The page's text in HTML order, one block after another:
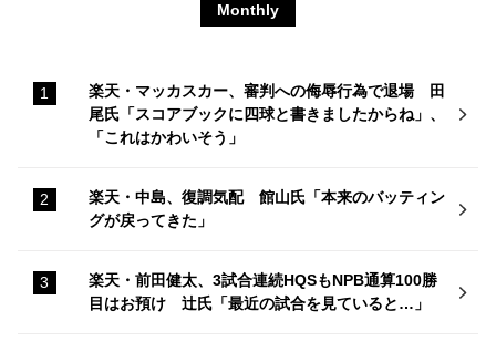
Monthly
楽天・マッカスカー、審判への侮辱行為で退場 田
尾氏「スコアブックに四球と書きましたからね」、
「これはかわいそう」
楽天・中島、復調気配 館山氏「本来のバッティン
グが戻ってきた」
楽天・前田健太、3試合連続HQSもNPB通算100勝
目はお預け 辻氏「最近の試合を見ていると…」